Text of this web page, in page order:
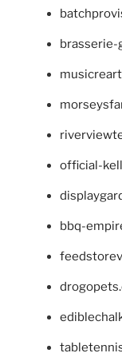
brasserie-
official-
bbq-